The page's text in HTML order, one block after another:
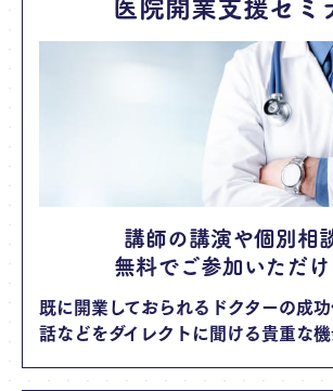
講師の講演や個別相
無料でご参加いただ
既に開業しておられるドクターの成
話などをダイレクトに聞ける貴重な機